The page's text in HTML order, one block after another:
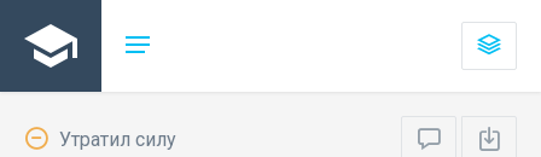
Утратил силу